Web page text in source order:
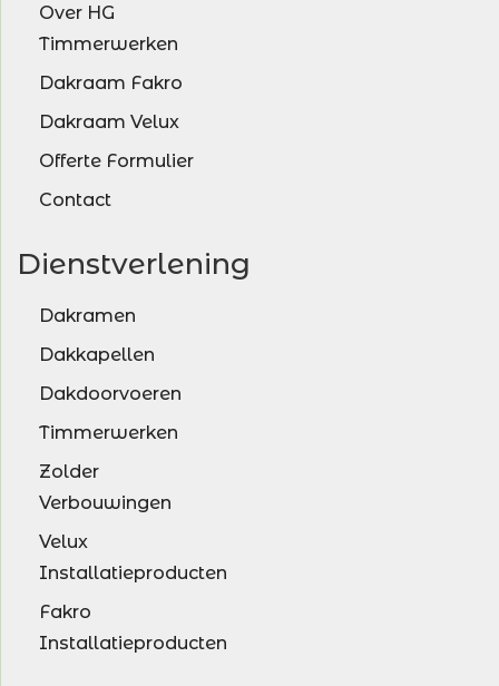
Over HG
Timmerwerken
Dakraam Fakro
Dakraam Velux
Offerte Formulier
Contact
Dienstverlening
Dakramen
Dakkapellen
Dakdoorvoeren
Timmerwerken
Zolder
Verbouwingen
Velux
Installatieproducten
Fakro
Installatieproducten